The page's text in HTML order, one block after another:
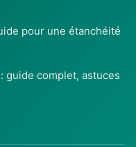
pour une étanchéité
guide complet, astuces